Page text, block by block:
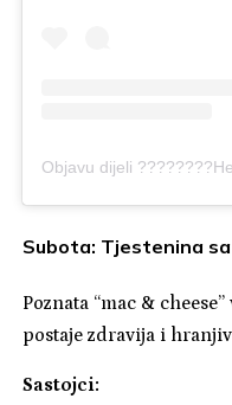
Subota: Tjestenina
Poznata “mac &
postaje zdravija i
Sastojci: